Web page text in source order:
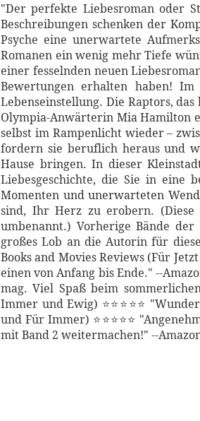
"Der perfekte Liebesroman oder
Beschreibungen schenken der
Psyche eine unerwartete
Romanen ein wenig mehr Tiefe
einer fesselnden neuen
Bewertungen erhalten haben!
Lebenseinstellung. Die Raptors,
Olympia-Anwärterin Mia Hamilton
selbst im Rampenlicht wieder –
fordern sie beruflich heraus und
Hause bringen. In dieser
Liebesgeschichte, die Sie in eine
Momenten und unerwarteten
sind, Ihr Herz zu erobern.
umbenannt.) Vorherige Bände
großes Lob an die Autorin für
Books and Movies Reviews (Für
einen von Anfang bis Ende." --
mag. Viel Spaß beim
Immer und Ewig) ⭐⭐⭐⭐⭐
und Für Immer) ⭐⭐⭐⭐⭐
mit Band 2 weitermachen!" --